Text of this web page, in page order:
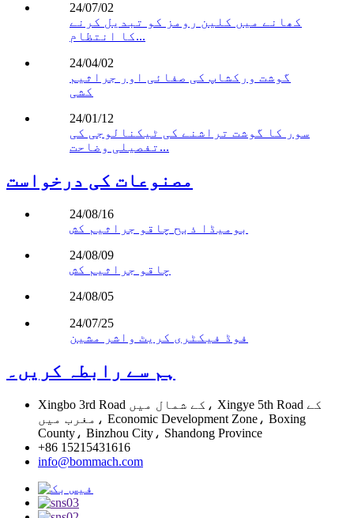
24/07/02
کھانے میں کلین رومز کو تبدیل کرنے
کا انتظام...
24/04/02
گوشت ورکشاپ کی صفائی اور جراثیم
کشی
24/01/12
سور کا گوشت تراشنے کی ٹیکنالوجی کی
تفصیلی وضاحت...
مصنوعات کی درخواست
24/08/16
بومیڈا ذبح چاقو جراثیم کش
24/08/09
چاقو جراثیم کش
24/08/05
24/07/25
فوڈ فیکٹری کریٹ واشر مشین
ہم سے رابطہ کریں۔
Xingbo 3rd Road کے شمال میں، Xingye 5th Road کے
مغرب میں، Economic Development Zone، Boxing
County، Binzhou City، Shandong Province
+86 15215431616
info@bommach.com